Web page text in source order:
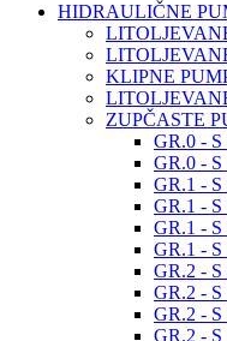
HIDRAULIČNE
KLIPNE
ZUPČASTE
GR.0 -
GR.0 -
GR.1 -
GR.1 -
GR.1 -
GR.1 -
GR.2 -
GR.2 -
GR.2 -
GR.2 -